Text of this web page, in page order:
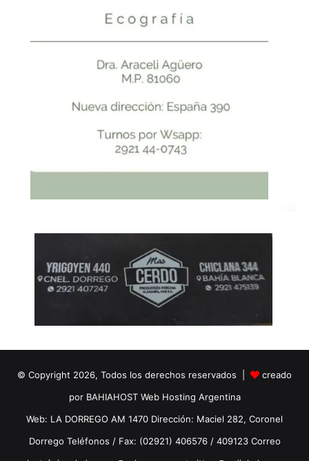
© Copyright 2026, Todos los derechos reservados |
creado
por BAHIAHOST Web Hosting Argentina
Web: LA DORREGO AM 1470 Dirección: Maciel 282, Coronel
Dorrego Teléfonos / Fax: (02921) 406576 / 409123 Correo